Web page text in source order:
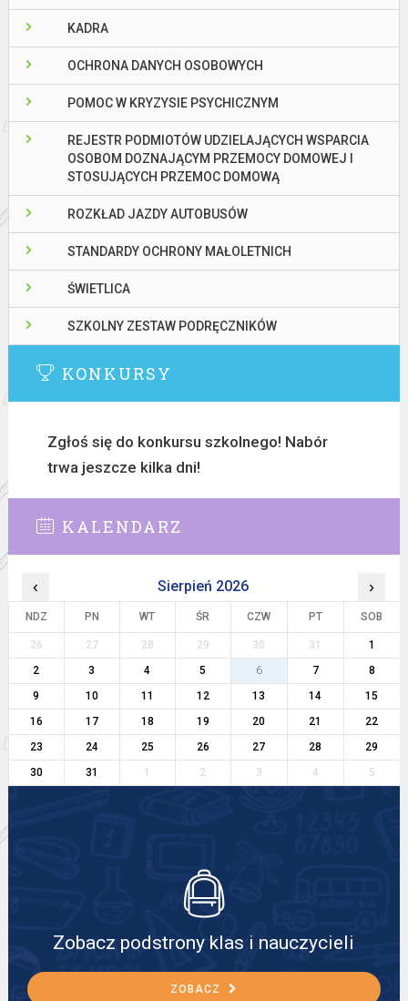
KADRA
OCHRONA DANYCH OSOBOWYCH
POMOC W KRYZYSIE PSYCHICZNYM
REJESTR PODMIOTÓW UDZIELAJĄCYCH WSPARCIA
OSOBOM DOZNAJĄCYM PRZEMOCY DOMOWEJ I
STOSUJĄCYCH PRZEMOC DOMOWĄ
ROZKŁAD JAZDY AUTOBUSÓW
STANDARDY OCHRONY MAŁOLETNICH
ŚWIETLICA
SZKOLNY ZESTAW PODRĘCZNIKÓW
KONKURSY
Zgłoś się do konkursu szkolnego! Nabór
trwa jeszcze kilka dni!
KALENDARZ
‹ Sierpień 2026 ›
NDZ PN WT ŚR CZW PT SOB
26 27 28 29 30 31
1
2
3 4 5 6 7
8
9
10 11 12 13 14
15
16
17 18 19 20 21
22
23
24 25 26 27 28
29
30
31 1 2 3 4 5
Zobacz podstrony klas i nauczycieli
ZOBACZ